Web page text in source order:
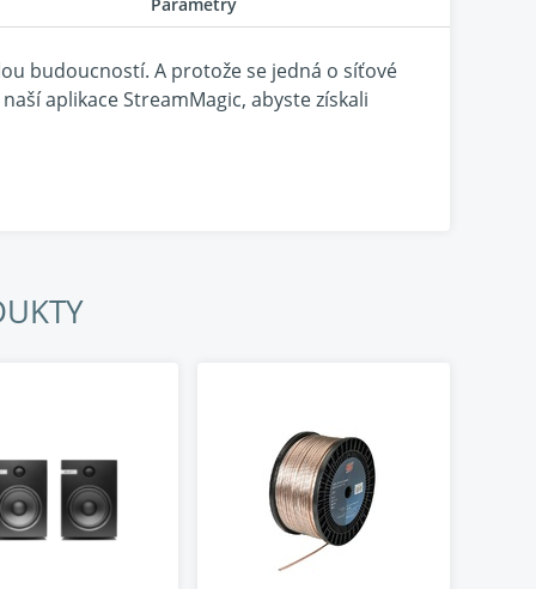
budoucností. A protože se jedná o síťové
aplikace StreamMagic, abyste získali
modulem StreamMagic Gen 4.
cestu doplňuje obrázek.
díky lepším KODEKŮM, širokopásmovým
snadnou dostupnost digitálního formátu, ale
navrhování hi-fi a více než deset let